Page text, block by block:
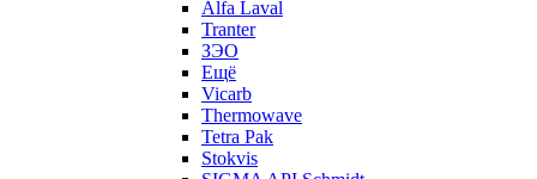
Alfa Laval
Tranter
ЗЭО
Ещё
Vicarb
Thermowave
Tetra Pak
Stokvis